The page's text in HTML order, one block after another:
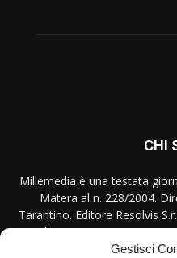
Gestisci
CHI
Millemedia è una testata
Matera al n. 228/2004.
Tarantino. Editore Resolvis
al ROC Registro
31/